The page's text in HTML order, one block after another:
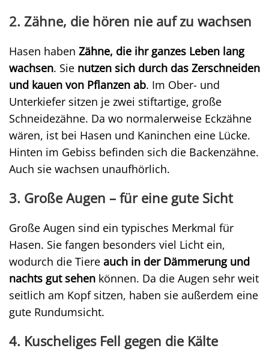
2. Zähne, die hören nie auf zu wachsen
Hasen haben Zähne, die ihr ganzes Leben lang
wachsen. Sie nutzen sich durch das Zerschneiden
und kauen von Pflanzen ab. Im Ober- und
Unterkiefer sitzen je zwei stiftartige, große
Schneidezähne. Da wo normalerweise Eckzähne
wären, ist bei Hasen und Kaninchen eine Lücke.
Hinten im Gebiss befinden sich die Backenzähne.
Auch sie wachsen unaufhörlich.
3. Große Augen – für eine gute Sicht
Große Augen sind ein typisches Merkmal für
Hasen. Sie fangen besonders viel Licht ein,
wodurch die Tiere auch in der Dämmerung und
nachts gut sehen können. Da die Augen sehr weit
seitlich am Kopf sitzen, haben sie außerdem eine
gute Rundumsicht.
4. Kuscheliges Fell gegen die Kälte